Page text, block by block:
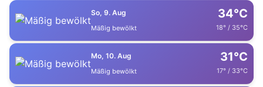
So, 9. Aug
Mäßig bewölkt
34°C
18° / 35°C
Mo, 10. Aug
Mäßig bewölkt
31°C
17° / 33°C